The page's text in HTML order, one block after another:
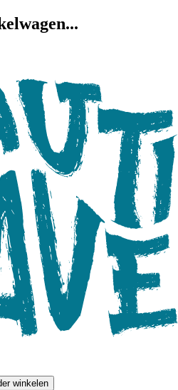
winkelen